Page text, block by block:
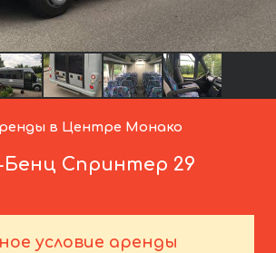
в Центре Монако
Бенц Спринтер 29
условие аренды